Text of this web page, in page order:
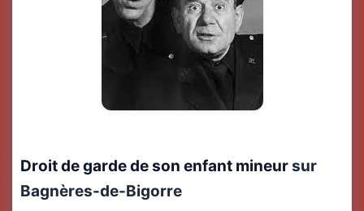
Droit de garde de son enfant mineursur
Bagnères-de-Bigorre